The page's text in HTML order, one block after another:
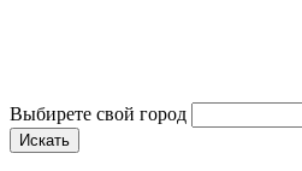
Выбирете свой город
Искать